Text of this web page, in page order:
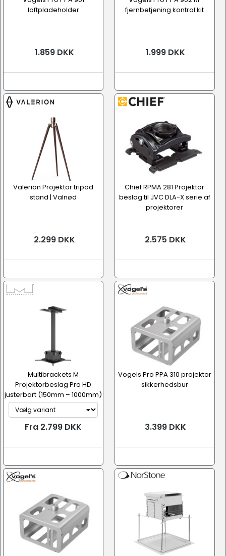
loftpladeholder
1.859 DKK
fjernbetjening kontrol kit
1.999 DKK
Valerion Projektor tripod
stand | Valnød
2.299 DKK
Chief RPMA 281 Projektor
beslag til JVC DLA-X serie af
projektorer
2.575 DKK
Multibrackets M
Projektorbeslag Pro HD
justerbart (150mm – 1000mm)
Fra 2.799 DKK
Vogels Pro PPA 310 projektor
sikkerhedsbur
3.399 DKK